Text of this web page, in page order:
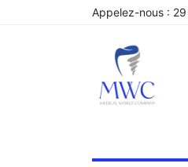
Appelez-nous :